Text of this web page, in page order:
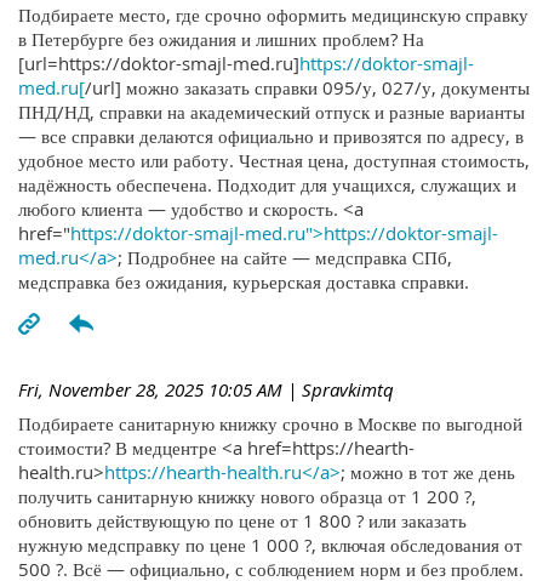
Подбираете место, где срочно оформить медицинскую справку
в Петербурге без ожидания и лишних проблем? На
[url=https://doktor-smajl-med.ru]https://doktor-smajl-
med.ru[/url] можно заказать справки 095/у, 027/у, документы
ПНД/НД, справки на академический отпуск и разные варианты
— все справки делаются официально и привозятся по адресу, в
удобное место или работу. Честная цена, доступная стоимость,
надёжность обеспечена. Подходит для учащихся, служащих и
любого клиента — удобство и скорость. <a
href="https://doktor-smajl-med.ru">https://doktor-smajl-
med.ru</a>; Подробнее на сайте — медсправка СПб,
медсправка без ожидания, курьерская доставка справки.
Fri, November 28, 2025 10:05 AM | Spravkimtq
Подбираете санитарную книжку срочно в Москве по выгодной
стоимости? В медцентре <a href=https://hearth-
health.ru>https://hearth-health.ru</a>; можно в тот же день
получить санитарную книжку нового образца от 1 200 ?,
обновить действующую по цене от 1 800 ? или заказать
нужную медсправку по цене 1 000 ?, включая обследования от
500 ?. Всё — официально, с соблюдением норм и без проблем.